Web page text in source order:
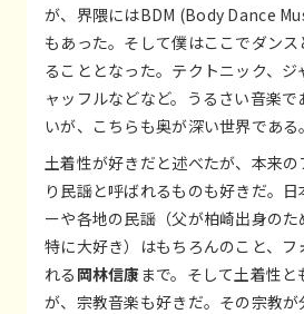
が、界隈にはBDM (Body Dance
もあった。そして僕はここでダン
ることとなった。テクトニック、
ャッフルなどなど。うるさい音楽
いが、こちらも奥が深い世界である。
土着性が好きだと述べたが、本来
り民謡と呼ばれるものも好きだ。
ーや各地の民謡（父が柏崎出身の
特に大好き）はもちろんのこと、
れる 岡林信康まで。そして土着性
が、宗教音楽も好きだ。その宗教が